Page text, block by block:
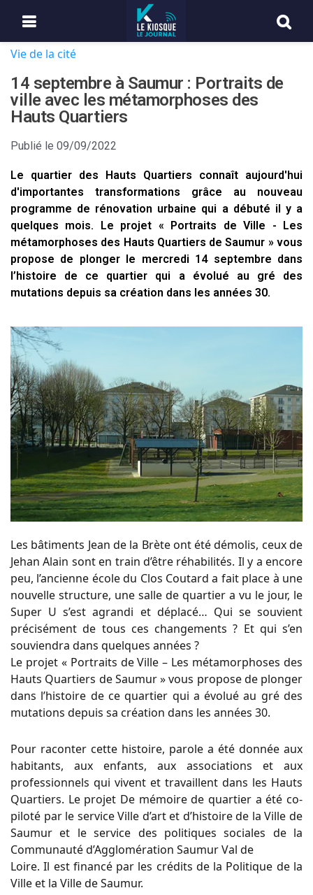
Vie de la cité
14 septembre à Saumur : Portraits de
ville avec les métamorphoses des
Hauts Quartiers
Publié le 09/09/2022
Le quartier des Hauts Quartiers connaît aujourd'hui
d'importantes transformations grâce au nouveau
programme de rénovation urbaine qui a débuté il y a
quelques mois. Le projet « Portraits de Ville - Les
métamorphoses des Hauts Quartiers de Saumur » vous
propose de plonger le mercredi 14 septembre dans
l’histoire de ce quartier qui a évolué au gré des
mutations depuis sa création dans les années 30.
Les bâtiments Jean de la Brète ont été démolis, ceux de
Jehan Alain sont en train d’être réhabilités. Il y a encore
peu, l’ancienne école du Clos Coutard a fait place à une
nouvelle structure, une salle de quartier a vu le jour, le
Super U s’est agrandi et déplacé… Qui se souvient
précisément de tous ces changements ? Et qui s’en
souviendra dans quelques années ?
Le projet « Portraits de Ville – Les métamorphoses des
Hauts Quartiers de Saumur » vous propose de plonger
dans l’histoire de ce quartier qui a évolué au gré des
mutations depuis sa création dans les années 30.
Pour raconter cette histoire, parole a été donnée aux
habitants, aux enfants, aux associations et aux
professionnels qui vivent et travaillent dans les Hauts
Quartiers. Le projet De mémoire de quartier a été co-
piloté par le service Ville d’art et d’histoire de la Ville de
Saumur et le service des politiques sociales de la
Communauté d’Agglomération Saumur Val de
Loire. Il est financé par les crédits de la Politique de la
Ville et la Ville de Saumur.